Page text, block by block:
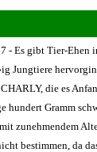
- Es gibt Tier-
die es
hundert Gramm
zunehmendem
bestimmen, da